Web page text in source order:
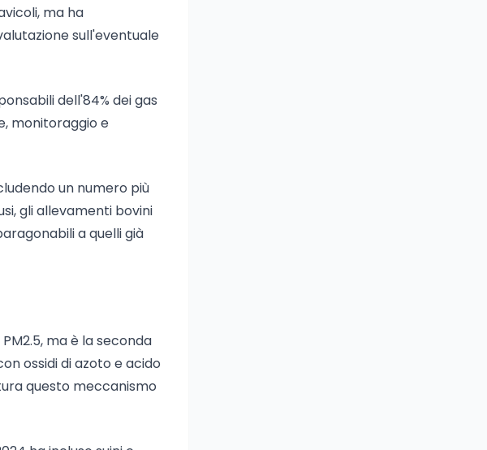
ma ha
sull'eventuale
dell'84% dei gas
monitoraggio e
un numero più
gli allevamenti bovini
a quelli già
ma è la seconda
ossidi di azoto e acido
questo meccanismo